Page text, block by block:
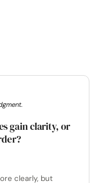
gain clarity, or
clearly, but